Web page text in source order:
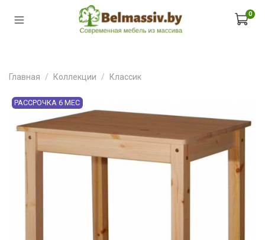
0
Главная Коллекции Классик
РАССРОЧКА 6 МЕС